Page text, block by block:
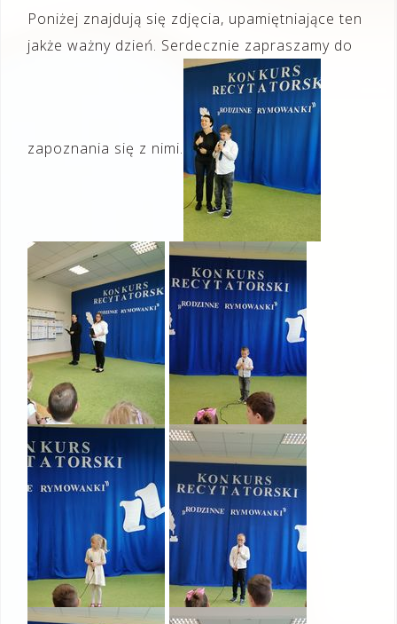
Poniżej znajdują się zdjęcia, upamiętniające ten
jakże ważny dzień. Serdecznie zapraszamy do
zapoznania się z nimi.